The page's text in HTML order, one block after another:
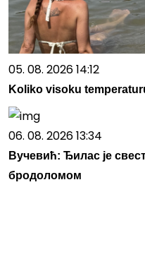
05. 08. 2026 14:12
Koliko visoku
06. 08. 2026 13:34
Вучевић: Ђилас је
бродоломом